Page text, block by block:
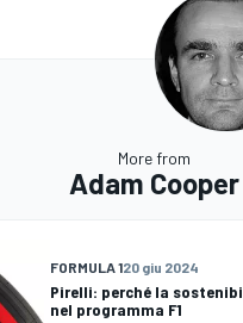
More from
Adam Cooper
FORMULA 120 giu 2024
Pirelli: perché la
nel programma F1